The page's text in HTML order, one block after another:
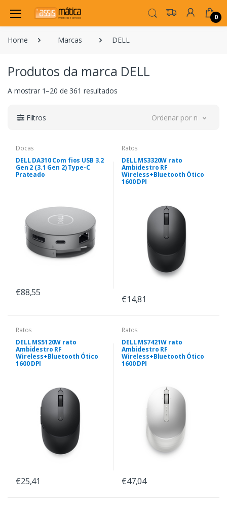
0
Home Marcas DELL
Produtos da marca DELL
A mostrar 1–20 de 361 resultados
Filtros Ordenar por novidade
Docas
DELL DA310 Com fios USB 3.2
Gen 2 (3.1 Gen 2) Type-C
Prateado
€88,55
Ratos
DELL MS3320W rato
Ambidestro RF
Wireless+Bluetooth Ótico
1600 DPI
€14,81
Ratos
DELL MS5120W rato
Ambidestro RF
Wireless+Bluetooth Ótico
1600 DPI
€25,41
Ratos
DELL MS7421W rato
Ambidestro RF
Wireless+Bluetooth Ótico
1600 DPI
€47,04